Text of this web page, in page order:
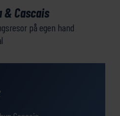
& Cascais
på egen hand